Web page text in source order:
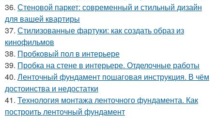
36. Стеновой паркет: современный и стильный дизайн
для вашей квартиры
37. Стилизованные фартуки: как создать образ из
кинофильмов
38. Пробковый пол в интерьере
39. Пробка на стене в интерьере. Отделочные работы
40. Ленточный фундамент пошаговая инструкция. В чём
достоинства и недостатки
41. Технология монтажа ленточного фундамента. Как
построить ленточный фундамент